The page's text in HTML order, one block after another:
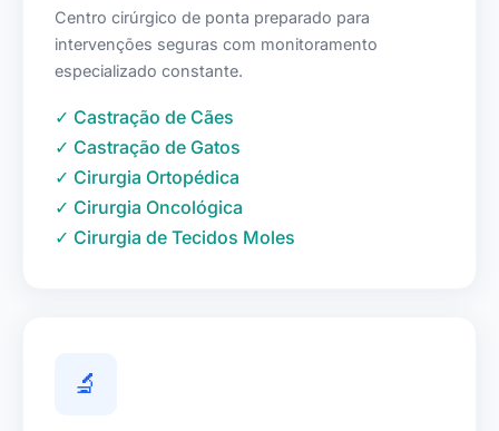
Centro cirúrgico de ponta preparado para
intervenções seguras com monitoramento
especializado constante.
✓ Castração de Cães
✓ Castração de Gatos
✓ Cirurgia Ortopédica
✓ Cirurgia Oncológica
✓ Cirurgia de Tecidos Moles
🔬